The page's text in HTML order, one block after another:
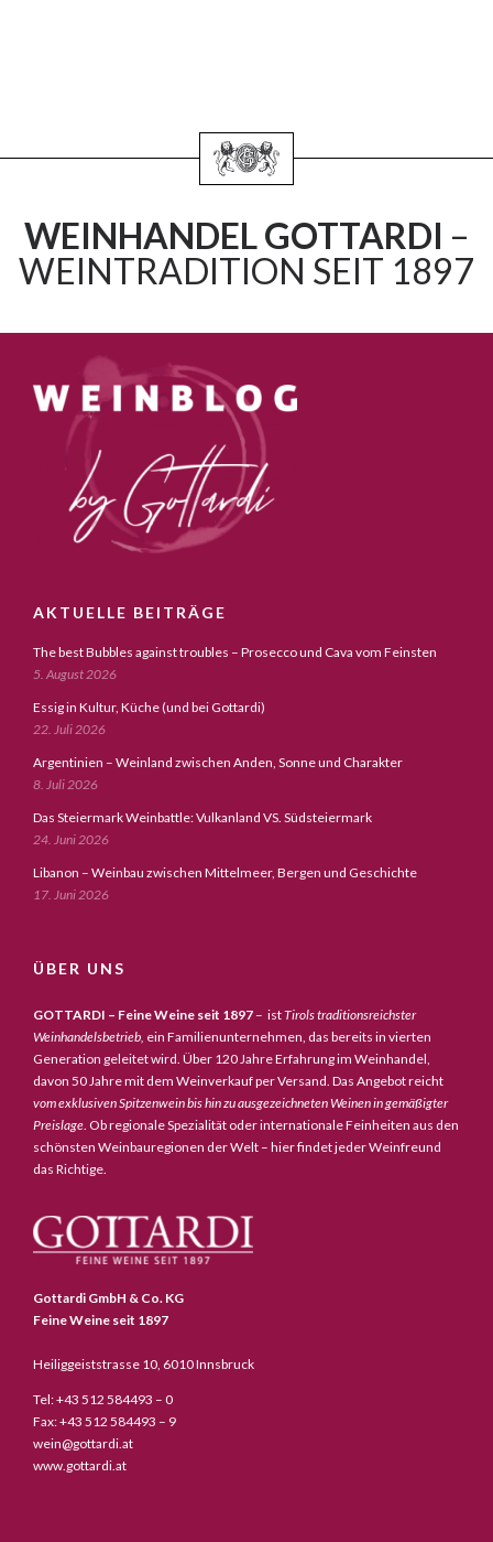
WEINHANDEL GOTTARDI –
WEINTRADITION SEIT 1897
AKTUELLE BEITRÄGE
The best Bubbles against troubles – Prosecco und Cava vom Feinsten
5. August 2026
Essig in Kultur, Küche (und bei Gottardi)
22. Juli 2026
Argentinien – Weinland zwischen Anden, Sonne und Charakter
8. Juli 2026
Das Steiermark Weinbattle: Vulkanland VS. Südsteiermark
24. Juni 2026
Libanon – Weinbau zwischen Mittelmeer, Bergen und Geschichte
17. Juni 2026
ÜBER UNS
GOTTARDI – Feine Weine seit 1897 – istTirols traditionsreichster
Weinhandelsbetrieb, ein Familienunternehmen, das bereits in vierten
Generation geleitet wird. Über 120 Jahre Erfahrung im Weinhandel,
davon 50 Jahre mit dem Weinverkauf per Versand. Das Angebot reicht
vom exklusiven Spitzenwein bis hin zu ausgezeichneten Weinen in gemäßigter
Preislage. Ob regionale Spezialität oder internationale Feinheiten aus den
schönsten Weinbauregionen der Welt – hier findet jeder Weinfreund
das Richtige.
Gottardi GmbH & Co. KG
Feine Weine seit 1897
Heiliggeiststrasse 10, 6010 Innsbruck
Tel: +43 512 584493 – 0
Fax: +43 512 584493 – 9
wein@gottardi.at
www.gottardi.at